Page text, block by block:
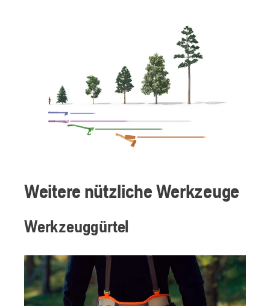
Weitere nützliche Werkzeuge
Werkzeuggürtel